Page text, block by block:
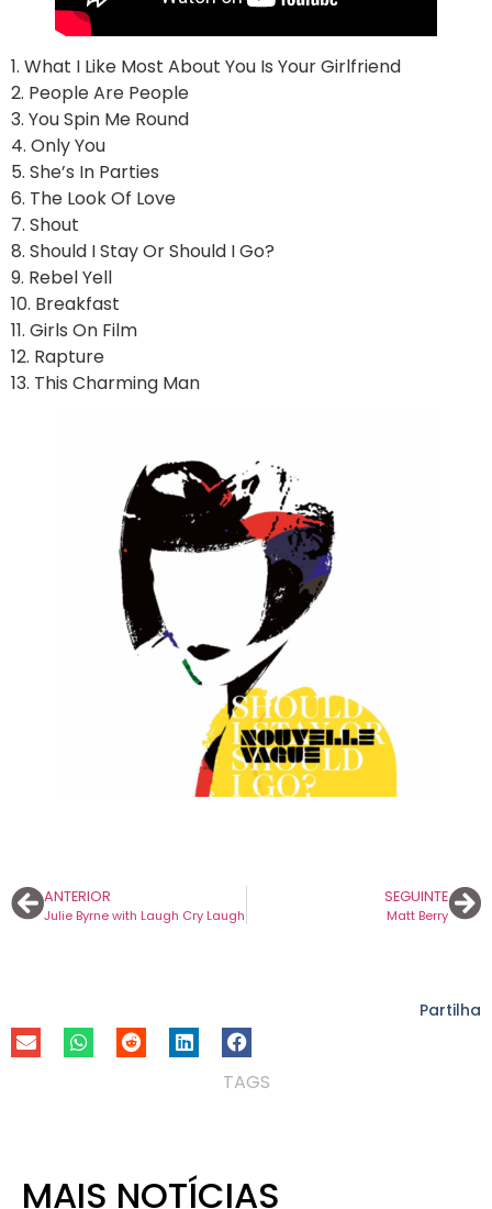
1. What I Like Most About You Is Your Girlfriend
2. People Are People
3. You Spin Me Round
4. Only You
5. She’s In Parties
6. The Look Of Love
7. Shout
8. Should I Stay Or Should I Go?
9. Rebel Yell
10. Breakfast
11. Girls On Film
12. Rapture
13. This Charming Man
ANTERIOR
Julie Byrne with Laugh Cry Laugh
SEGUINTE
Matt Berry
Partilha
TAGS
MAIS NOTÍCIAS